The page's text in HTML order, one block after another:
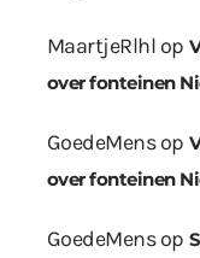
MaartjeRlhl op
over fonteinen
GoedeMensop
over fonteinen
GoedeMensop